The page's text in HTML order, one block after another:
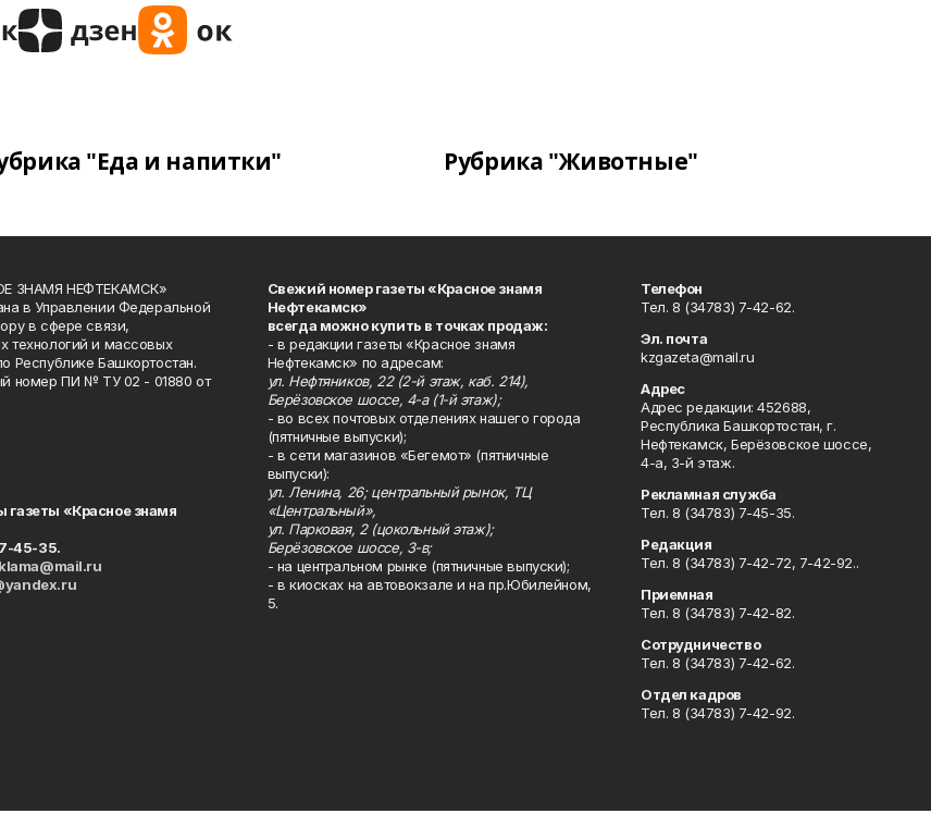
"Еда и напитки" Рубрика "Животные"
ЗНАМЯ НЕФТЕКАМСК»
в Управлении Федеральной
в сфере связи,
технологий и массовых
Республике Башкортостан.
номер ПИ № ТУ 02 - 01880 от
газеты «Красное знамя
45-35.
Свежий номер газеты «Красное знамя
Нефтекамск»
всегда можно купить в точках продаж:
- в редакции газеты «Красное знамя
Нефтекамск» по адресам:
ул. Нефтяников, 22 (2-й этаж, каб. 214),
Берёзовское шоссе, 4-а (1-й этаж);
- во всех почтовых отделениях нашего города
(пятничные выпуски);
- в сети магазинов «Бегемот» (пятничные
выпуски):
ул. Ленина, 26; центральный рынок, ТЦ
«Центральный»,
ул. Парковая, 2 (цокольный этаж);
Берёзовское шоссе, 3-в;
- на центральном рынке (пятничные выпуски);
- в киосках на автовокзале и на пр.Юбилейном,
5.
Телефон
Тел. 8 (34783) 7-42-62.
Эл. почта
kzgazeta@mail.ru
Адрес
Адрес редакции: 452688,
Республика Башкортостан, г.
Нефтекамск, Берёзовское шоссе,
4-а, 3-й этаж.
Рекламная служба
Тел. 8 (34783) 7-45-35.
Редакция
Тел. 8 (34783) 7-42-72, 7-42-92..
Приемная
Тел. 8 (34783) 7-42-82.
Сотрудничество
Тел. 8 (34783) 7-42-62.
Отдел кадров
Тел. 8 (34783) 7-42-92.